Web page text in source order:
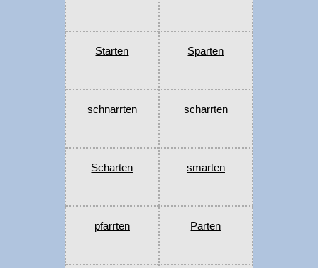
Starten Sparten
schnarrten scharrten
Scharten smarten
pfarrten Parten